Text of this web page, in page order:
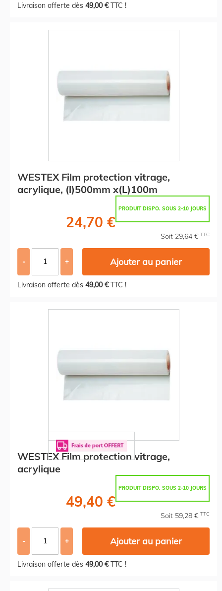
Livraison offerte dès 49,00 €TTC !
WESTEX Film protection vitrage,
acrylique, (l)500mm x(L)100m
PRODUIT DISPO. SOUS 2-10 JOURS
24,70 €
Soit 29,64 € TTC
- + Ajouter au panier
Livraison offerte dès 49,00 €TTC !
WESTEX Film protection vitrage,
acrylique
PRODUIT DISPO. SOUS 2-10 JOURS
49,40 €
Soit 59,28 € TTC
- + Ajouter au panier
Livraison offerte dès 49,00 €TTC !